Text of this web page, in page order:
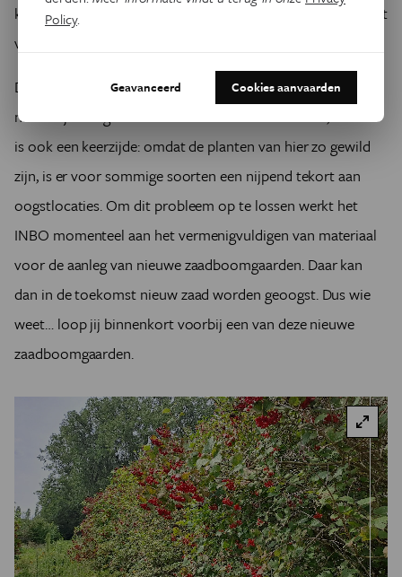
kan je dit plant materiaal terugvinden onder het label “plant
van hier” dat het Agentschap voor Natuur en Bos beheert.
Dat er zo zwaar wordt ingezet op autochtoon plantgoed, is
natuurlijk een goede zaak voor onze biodiversiteit, maar er
is ook een keerzijde: omdat de planten van hier zo gewild
zijn, is er voor sommige soorten een nijpend tekort aan
oogstlocaties. Om dit probleem op te lossen werkt het
INBO momenteel aan het vermenigvuldigen van materiaal
voor de aanleg van nieuwe zaadboomgaarden. Daar kan
dan in de toekomst nieuw zaad worden geoogst. Dus wie
weet… loop jij binnenkort voorbij een van deze nieuwe
zaadboomgaarden.
Policy.
Geavanceerd Cookies aanvaarden